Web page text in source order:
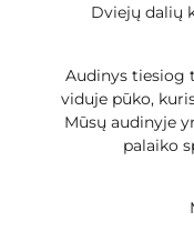
Dviejų dalių
Audinys tiesiog
viduje pūko,
Mūsų audinyje
palaiko